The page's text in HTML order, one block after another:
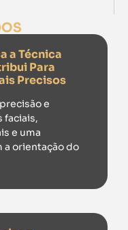
a Técnica
Para
Precisos
e
faciais,
e uma
a orientação do